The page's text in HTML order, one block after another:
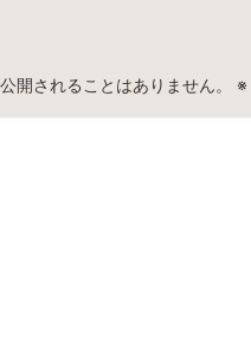
開されることはありません。 ※